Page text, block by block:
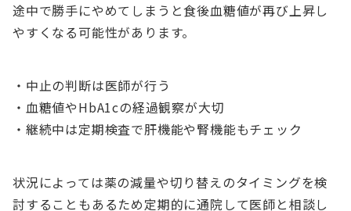
途中で勝手にやめてしまうと食後血糖値が再び上昇し
やすくなる可能性があります。
・中止の判断は医師が行う
・血糖値やHbA1cの経過観察が大切
・継続中は定期検査で肝機能や腎機能もチェック
状況によっては薬の減量や切り替えのタイミングを検
討することもあるため定期的に通院して医師と相談し